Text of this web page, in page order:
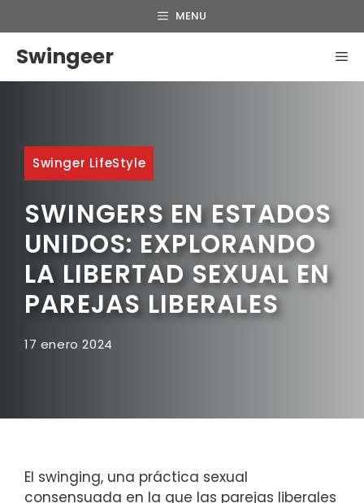
al
contenido
MENU
Swingeer
Swinger LifeStyle
SWINGERS EN ESTADOS
UNIDOS: EXPLORANDO
LA LIBERTAD SEXUAL EN
PAREJAS LIBERALES
17 enero 2024
El swinging, una práctica sexual
consensuada en la que las parejas liberales